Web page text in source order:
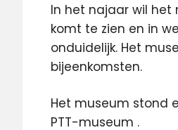
In het najaar wil het
komt te zien en in
onduidelijk. Het
bijeenkomsten.
Het museum stond
PTT-museum .